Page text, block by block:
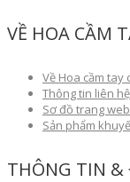
VỀ HOA CẦM
Về Hoa cầm tay
Thông tin liên hệ
Sơ đồ trang web
Sản phẩm
THÔNG TIN &